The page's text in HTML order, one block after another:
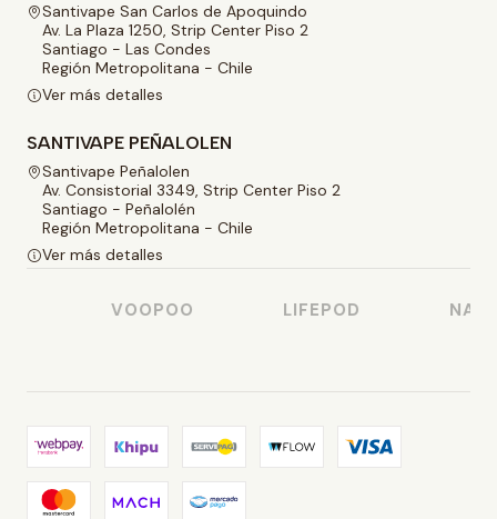
Santivape San Carlos de Apoquindo
Av. La Plaza 1250, Strip Center Piso 2
Santiago - Las Condes
Región Metropolitana - Chile
Ver más detalles
SANTIVAPE PEÑALOLEN
Santivape Peñalolen
Av. Consistorial 3349, Strip Center Piso 2
Santiago - Peñalolén
Región Metropolitana - Chile
Ver más detalles
VOOPOO LIFEPOD